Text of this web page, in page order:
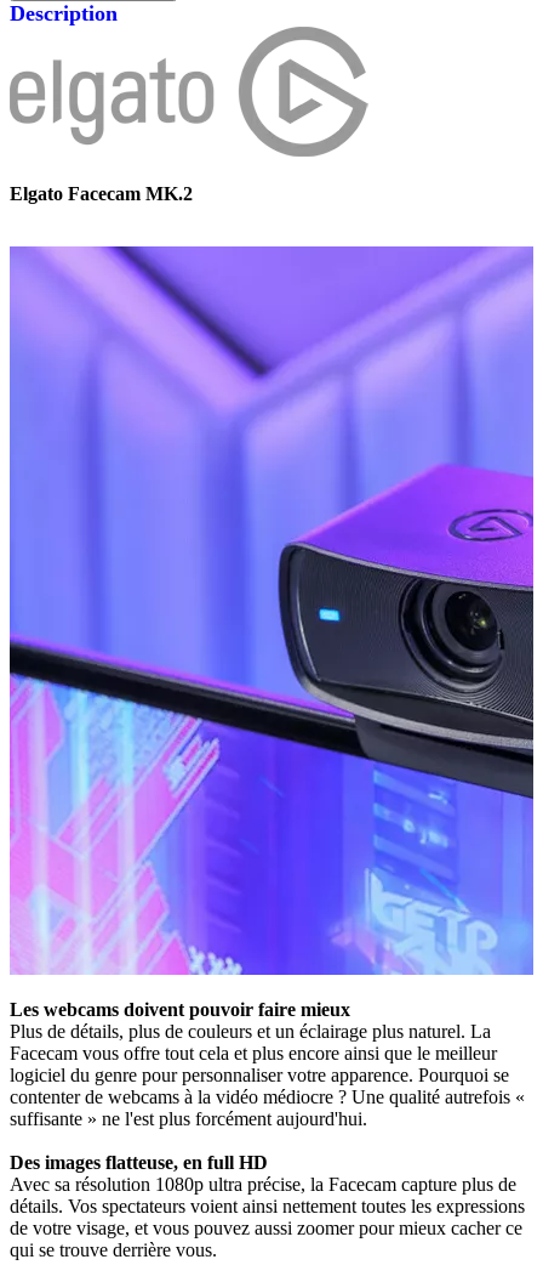
Description
Elgato Facecam MK.2
Les webcams doivent pouvoir faire mieux
Plus de détails, plus de couleurs et un éclairage plus naturel. La
Facecam vous offre tout cela et plus encore ainsi que le meilleur
logiciel du genre pour personnaliser votre apparence. Pourquoi se
contenter de webcams à la vidéo médiocre ? Une qualité autrefois «
suffisante » ne l'est plus forcément aujourd'hui.
Des images flatteuse, en full HD
Avec sa résolution 1080p ultra précise, la Facecam capture plus de
détails. Vos spectateurs voient ainsi nettement toutes les expressions
de votre visage, et vous pouvez aussi zoomer pour mieux cacher ce
qui se trouve derrière vous.